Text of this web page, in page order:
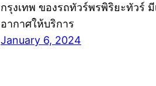
กรุงเทพ ของรถทัวร์พรพิริยะทัวร์
อากาศให้บริการ
January 6, 2024